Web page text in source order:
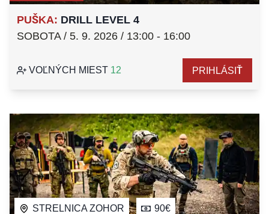
PUŠKA: DRILL LEVEL 4
SOBOTA / 5. 9. 2026 / 13:00 - 16:00
VOĽNÝCH MIEST 12 PRIHLÁSIŤ
STRELNICA ZOHOR 90€